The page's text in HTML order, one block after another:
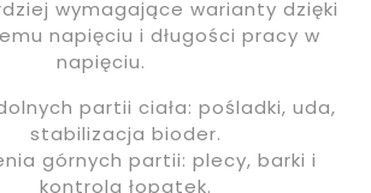
wymagające warianty dzięki
napięciu i długości pracy w
napięciu.
partii ciała: pośladki, uda,
stabilizacja bioder.
górnych partii: plecy, barki i
kontrola łopatek.